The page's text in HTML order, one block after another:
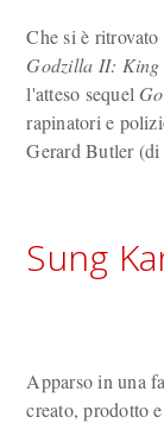
Che si è
Godzilla II: King
l'atteso sequel
rapinatori e
Gerard Butler
Sung
Apparso in una
creato, prodotto